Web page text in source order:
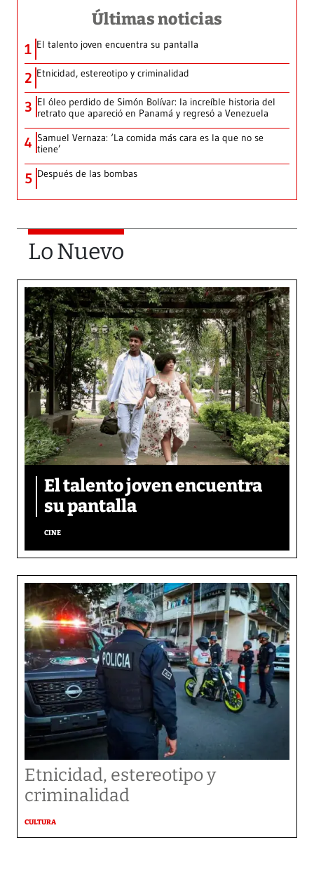
Últimas noticias
1 El talento joven encuentra su pantalla​
2 Etnicidad, estereotipo y criminalidad
3 El óleo perdido de Simón Bolívar: la increíble historia del
retrato que apareció en Panamá y regresó a Venezuela
4 Samuel Vernaza: ‘La comida más cara es la que no se
tiene’
5 Después de las bombas
Lo Nuevo
El talento joven encuentra
su pantalla​
CINE
Etnicidad, estereotipo y
criminalidad
CULTURA